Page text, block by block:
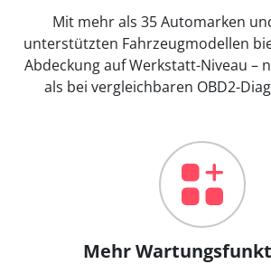
Mit mehr als 35 Automarken
unterstützten Fahrzeugmodellen
Abdeckung auf Werkstatt-Niveau –
als bei vergleichbaren OBD2-
Mehr